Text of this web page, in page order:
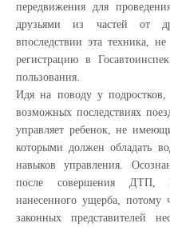
передвижения для
друзьями из частей от
впоследствии эта техника,
регистрацию в
пользования.
Идя на поводу у подростков,
возможных последствиях
управляет ребенок, не
которыми должен обладать
навыков управления.
после совершения ДТП,
нанесенного ущерба, потому
законных представителей